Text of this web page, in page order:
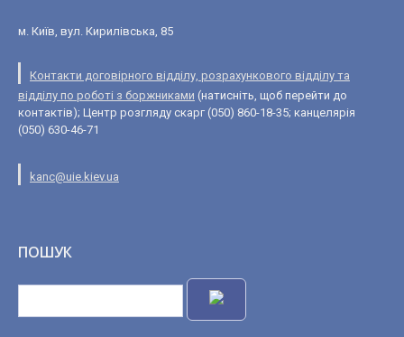
м. Київ, вул. Кирилівська, 85
Контакти договірного відділу, розрахункового відділу та
відділу по роботі з боржниками (натисніть, щоб перейти до
контактів); Центр розгляду скарг (050) 860-18-35; канцелярія
(050) 630-46-71
kanc@uie.kiev.ua
ПОШУК